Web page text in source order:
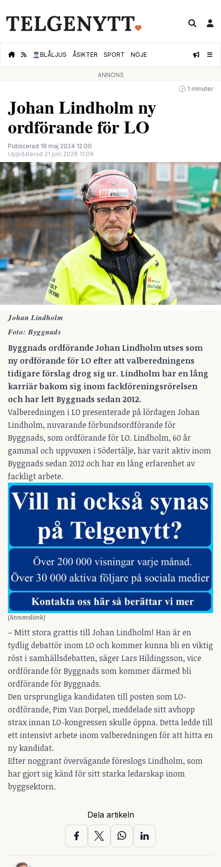
👮🏻‍♂️BLÅLJUS ÅSIKTER SPORT NÖJE
ANNONS
🕝 1 minuter
Johan Lindholm ny
ordförande för LO
Publicerad 18 maj 2024 12:00
Uppdaterad 21 juni 2026 11:09
Johan Lindholm
Foto: Byggnads
Byggnads ordförande Johan Lindholm utses som
ny ordförande för LO efter att valberedningens
tidigare förslag drog sig ur. Lindholm har en lång
karriär bakom sig inom fackföreningsrörelsen
och har lett Byggnads sedan 2012.
Valberedningen i LO presenterade på lördagen Johan
Lindholm, nuvarande förbundsordförande för
Byggnads, som ordförande för LO. Lindholm, 60 år
gammal och uppvuxen i Södertälje, har varit aktiv inom
Byggnads sedan 2012 och har en lång erfarenhet av
fackligt arbete.
(Annonslänk)
– Mitt stora grattis till Johan Lindholm! Han är en
tydlig debattör inom LO och kommer kunna bli en viktig
röst i samhällsdebatten, säger Lars Hildingsson, vice
ordförande för Byggnads som kommer därmed bli
ordförande för Byggnads.
Den ursprungliga kandidaten till posten som LO-
ordförande, Pim Van Dorpel, meddelade sitt avhopp
strax innan LO-kongressen skulle öppna. Detta ledde till
ett intensivt arbete inom valberedningen för att hitta en
ny kandidat.
Efter noggrant övervägande föreslogs Lindholm, som
har gjort sig känd för sitt starka ledarskap inom
byggsektorn.
Dela artikeln